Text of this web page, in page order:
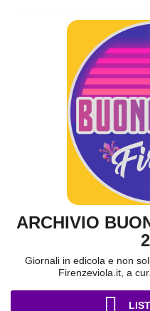
ARCHIVIO
Giornali in edicola e non
Firenzeviola.it, a